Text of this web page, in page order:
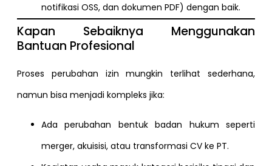
notifikasi OSS, dan dokumen PDF) dengan baik.
Kapan Sebaiknya Menggunakan
Bantuan Profesional
Proses perubahan izin mungkin terlihat sederhana,
namun bisa menjadi kompleks jika:
Ada perubahan bentuk badan hukum seperti
merger, akuisisi, atau transformasi CV ke PT.